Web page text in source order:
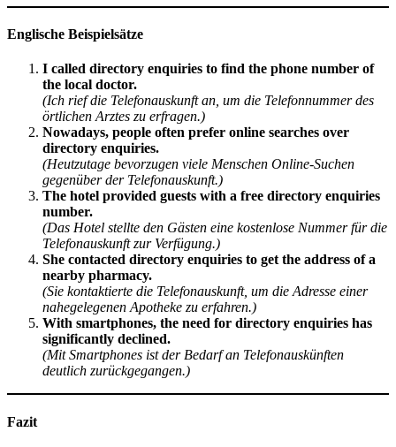
Englische Beispielsätze
I called directory enquiries to find the phone number of
the local doctor.
(Ich rief die Telefonauskunft an, um die Telefonnummer des
örtlichen Arztes zu erfragen.)
Nowadays, people often prefer online searches over
directory enquiries.
(Heutzutage bevorzugen viele Menschen Online-Suchen
gegenüber der Telefonauskunft.)
The hotel provided guests with a free directory enquiries
number.
(Das Hotel stellte den Gästen eine kostenlose Nummer für die
Telefonauskunft zur Verfügung.)
She contacted directory enquiries to get the address of a
nearby pharmacy.
(Sie kontaktierte die Telefonauskunft, um die Adresse einer
nahegelegenen Apotheke zu erfahren.)
With smartphones, the need for directory enquiries has
significantly declined.
(Mit Smartphones ist der Bedarf an Telefonauskünften
deutlich zurückgegangen.)
Fazit